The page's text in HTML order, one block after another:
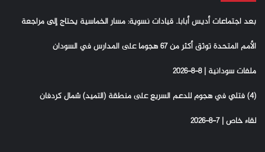
بعد اجتماعات أديس أبابا.. قيادات نسوية: مسار الخماسية يحتاج إلى مراجعة
الأمم المتحدة توثق أكثر من 67 هجوما على المدارس في السودان
ملفات سودانية | 8-8-2026
(4) فتلي في هجوم للدعم السريع على منطقة (التميد) شمال كردفان
لقاء خاص | 7-8-2026